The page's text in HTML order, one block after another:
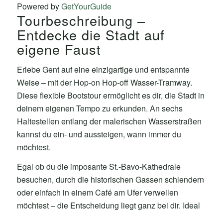
Powered byGetYourGuide
Tourbeschreibung –
Entdecke die Stadt auf
eigene Faust
Erlebe Gent auf eine einzigartige und entspannte
Weise – mit der Hop-on Hop-off Wasser-Tramway.
Diese flexible Bootstour ermöglicht es dir, die Stadt in
deinem eigenen Tempo zu erkunden. An sechs
Haltestellen entlang der malerischen Wasserstraßen
kannst du ein- und aussteigen, wann immer du
möchtest.
Egal ob du die imposante St.-Bavo-Kathedrale
besuchen, durch die historischen Gassen schlendern
oder einfach in einem Café am Ufer verweilen
möchtest – die Entscheidung liegt ganz bei dir. Ideal